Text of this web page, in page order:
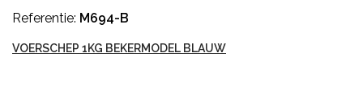
Referentie: M694-B
VOERSCHEP 1KG BEKERMODEL BLAUW